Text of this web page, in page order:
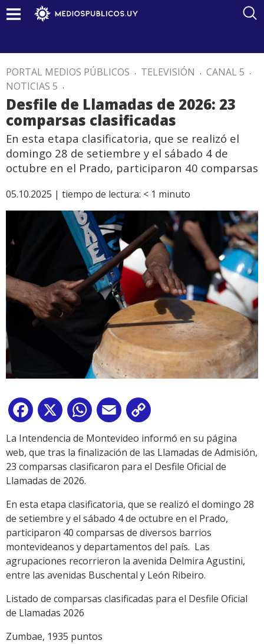
PORTAL MEDIOS PÚBLICOS . TELEVISIÓN . CANAL 5 .
NOTICIAS 5 .
Desfile de Llamadas de 2026: 23
comparsas clasificadas
En esta etapa clasificatoria, que se realizó el
domingo 28 de setiembre y el sábado 4 de
octubre en el Prado, participaron 40 comparsas
05.10.2025 | tiempo de lectura: < 1 minuto
Facebook
X WhatsApp
Email
Link
La Intendencia de Montevideo informó en su página
web, que tras la finalización de las Llamadas de Admisión,
23 comparsas clasificaron para el Desfile Oficial de
Llamadas de 2026.
En esta etapa clasificatoria, que se realizó el domingo 28
de setiembre y el sábado 4 de octubre en el Prado,
participaron 40 comparsas de diversos barrios
montevideanos y departamentos del país. Las
agrupaciones recorrieron la avenida Delmira Agustini,
entre las avenidas Buschental y León Ribeiro.
Listado de comparsas clasificadas para el Desfile Oficial
de Llamadas 2026
Zumbae, 1935 puntos